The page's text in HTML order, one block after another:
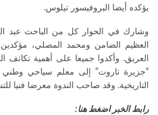
يؤكده أيضا البروفيسور تيلوس.
وشارك في الحوار كل من الباحث عبد
العظيم الضامن ومحمد المصلي، مؤكدين
العريق. وأكدوا جميعا على أهمية تكاتف
“جزيرة تاروت” إلى معلم سياحي وطني
التاريخية. وقد صاحب الندوة معرضا فنيا
رابط الخبر اضغط هنا: